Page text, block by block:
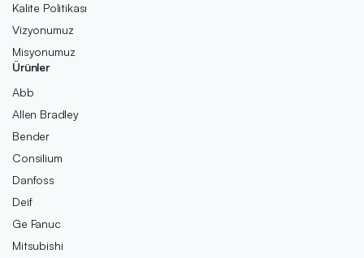
Kalite Politikası
Vizyonumuz
Misyonumuz
Ürünler
Abb
Allen Bradley
Bender
Consilium
Danfoss
Deif
Ge Fanuc
Mitsubishi